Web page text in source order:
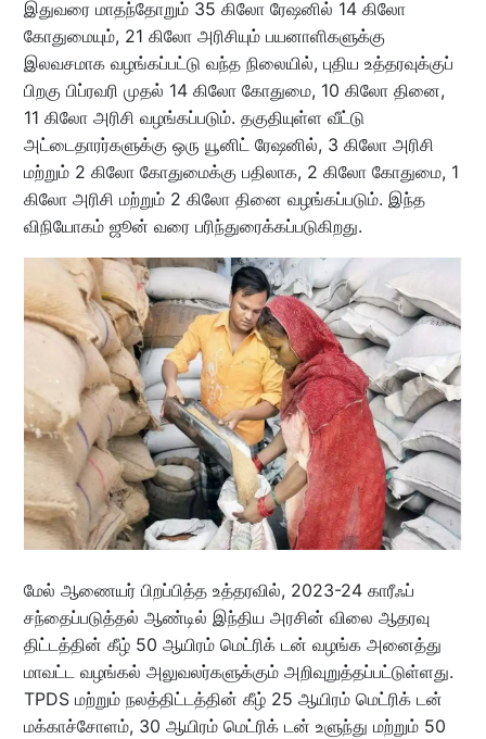
இதுவரை மாதந்தோறும் 35 கிலோ ரேஷனில் 14 கிலோ
கோதுமையும், 21 கிலோ அரிசியும் பயனாளிகளுக்கு
இலவசமாக வழங்கப்பட்டு வந்த நிலையில், புதிய உத்தரவுக்குப்
பிறகு பிப்ரவரி முதல் 14 கிலோ கோதுமை, 10 கிலோ தினை,
11 கிலோ அரிசி வழங்கப்படும். தகுதியுள்ள வீட்டு
அட்டைதாரர்களுக்கு ஒரு யூனிட் ரேஷனில், 3 கிலோ அரிசி
மற்றும் 2 கிலோ கோதுமைக்கு பதிலாக, 2 கிலோ கோதுமை, 1
கிலோ அரிசி மற்றும் 2 கிலோ தினை வழங்கப்படும். இந்த
விநியோகம் ஜூன் வரை பரிந்துரைக்கப்படுகிறது.
மேல் ஆணையர் பிறப்பித்த உத்தரவில், 2023-24 காரீஃப்
சந்தைப்படுத்தல் ஆண்டில் இந்திய அரசின் விலை ஆதரவு
திட்டத்தின் கீழ் 50 ஆயிரம் மெட்ரிக் டன் வழங்க அனைத்து
மாவட்ட வழங்கல் அலுவலர்களுக்கும் அறிவுறுத்தப்பட்டுள்ளது.
TPDS மற்றும் நலத்திட்டத்தின் கீழ் 25 ஆயிரம் மெட்ரிக் டன்
மக்காச்சோளம், 30 ஆயிரம் மெட்ரிக் டன் உளுந்து மற்றும் 50